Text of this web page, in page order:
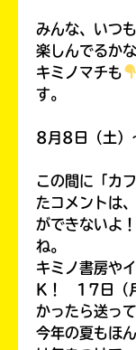
みんな、いつ
楽しんでるか
キミノマチも
す。
8月8日（土）
この間に「カ
たコメントは
ができないよ
ね。
キミノ書房や
K！ 17日（月
かったら送って
今年の夏もほ